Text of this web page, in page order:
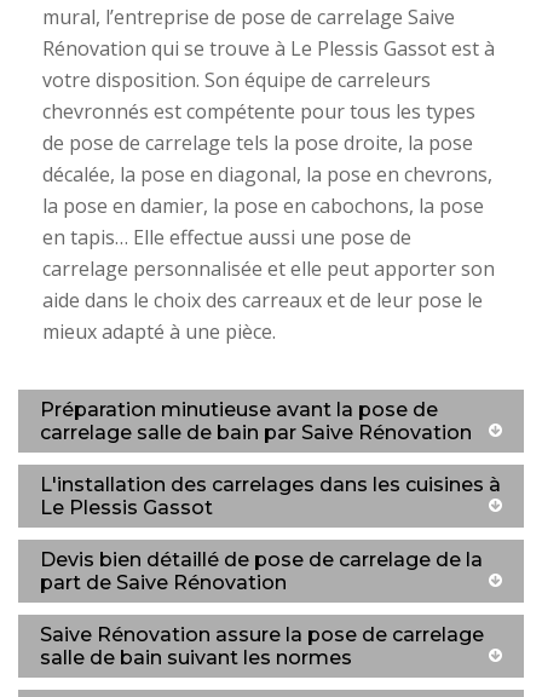
mural, l’entreprise de pose de carrelage Saive
Rénovation qui se trouve à Le Plessis Gassot est à
votre disposition. Son équipe de carreleurs
chevronnés est compétente pour tous les types
de pose de carrelage tels la pose droite, la pose
décalée, la pose en diagonal, la pose en chevrons,
la pose en damier, la pose en cabochons, la pose
en tapis… Elle effectue aussi une pose de
carrelage personnalisée et elle peut apporter son
aide dans le choix des carreaux et de leur pose le
mieux adapté à une pièce.
Préparation minutieuse avant la pose de
carrelage salle de bain par Saive Rénovation
L'installation des carrelages dans les cuisines à
Le Plessis Gassot
Devis bien détaillé de pose de carrelage de la
part de Saive Rénovation
Saive Rénovation assure la pose de carrelage
salle de bain suivant les normes